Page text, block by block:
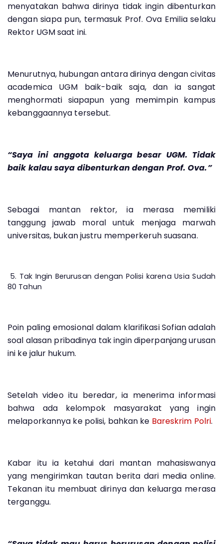
menyatakan bahwa dirinya tidak ingin dibenturkan
dengan siapa pun, termasuk Prof. Ova Emilia selaku
Rektor UGM saat ini.
Menurutnya, hubungan antara dirinya dengan civitas
academica UGM baik-baik saja, dan ia sangat
menghormati siapapun yang memimpin kampus
kebanggaannya tersebut.
“Saya ini anggota keluarga besar UGM. Tidak
baik kalau saya dibenturkan dengan Prof. Ova.”
Sebagai mantan rektor, ia merasa memiliki
tanggung jawab moral untuk menjaga marwah
universitas, bukan justru memperkeruh suasana.
5. Tak Ingin Berurusan dengan Polisi karena Usia Sudah
80 Tahun
Poin paling emosional dalam klarifikasi Sofian adalah
soal alasan pribadinya tak ingin diperpanjang urusan
ini ke jalur hukum.
Setelah video itu beredar, ia menerima informasi
bahwa ada kelompok masyarakat yang ingin
melaporkannya ke polisi, bahkan ke Bareskrim Polri.
Kabar itu ia ketahui dari mantan mahasiswanya
yang mengirimkan tautan berita dari media online.
Tekanan itu membuat dirinya dan keluarga merasa
terganggu.